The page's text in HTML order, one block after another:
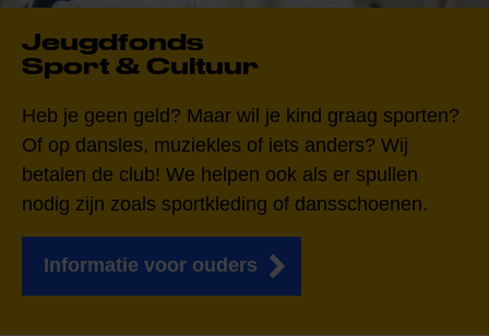
Jeugdfonds
Sport & Cultuur
Heb je geen geld? Maar wil je kind graag sporten?
Of op dansles, muziekles of iets anders? Wij
betalen de club! We helpen ook als er spullen
nodig zijn zoals sportkleding of dansschoenen.
Informatie voor ouders